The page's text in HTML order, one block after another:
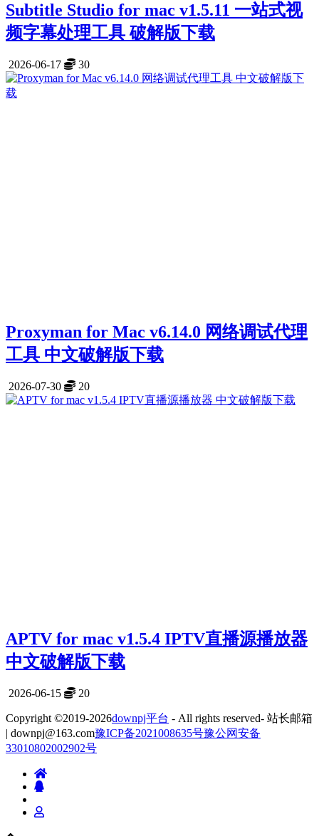
Subtitle Studio for mac v1.5.11 一站式视
频字幕处理工具 破解版下载
2026-06-17 30
Proxyman for Mac v6.14.0 网络调试代理
工具 中文破解版下载
2026-07-30 20
APTV for mac v1.5.4 IPTV直播源播放器
中文破解版下载
2026-06-15 20
Copyright ©2019-2026downpj平台 - All rights reserved- 站长邮箱
| downpj@163.com豫ICP备2021008635号豫公网安备
33010802002902号